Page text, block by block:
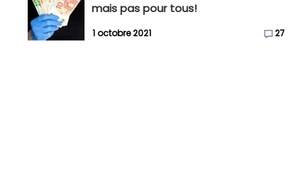
mais pas pour tous!
1 octobre 2021 27